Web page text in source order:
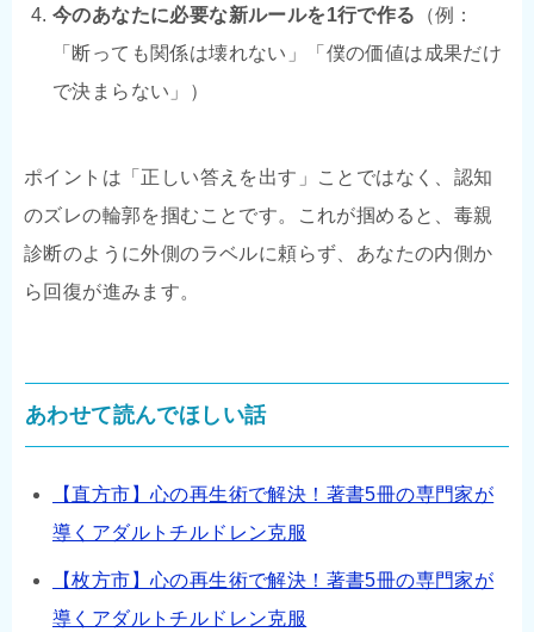
今のあなたに必要な新ルールを1行で作る （例：
「断っても関係は壊れない」「僕の価値は成果だけ
で決まらない」）
ポイントは「正しい答えを出す」ことではなく、認知
のズレの輪郭を掴むことです。これが掴めると、毒親
診断のように外側のラベルに頼らず、あなたの内側か
ら回復が進みます。
あわせて読んでほしい話
【直方市】心の再生術で解決！著書5冊の専門家が
導くアダルトチルドレン克服
【枚方市】心の再生術で解決！著書5冊の専門家が
導くアダルトチルドレン克服